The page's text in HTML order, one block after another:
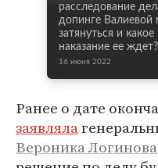
расследование
допинге Валиевой
затянуться и какое
наказание ее ждет?
16 июня 2022
Ранее о дате
заявляла
Вероника Логинова